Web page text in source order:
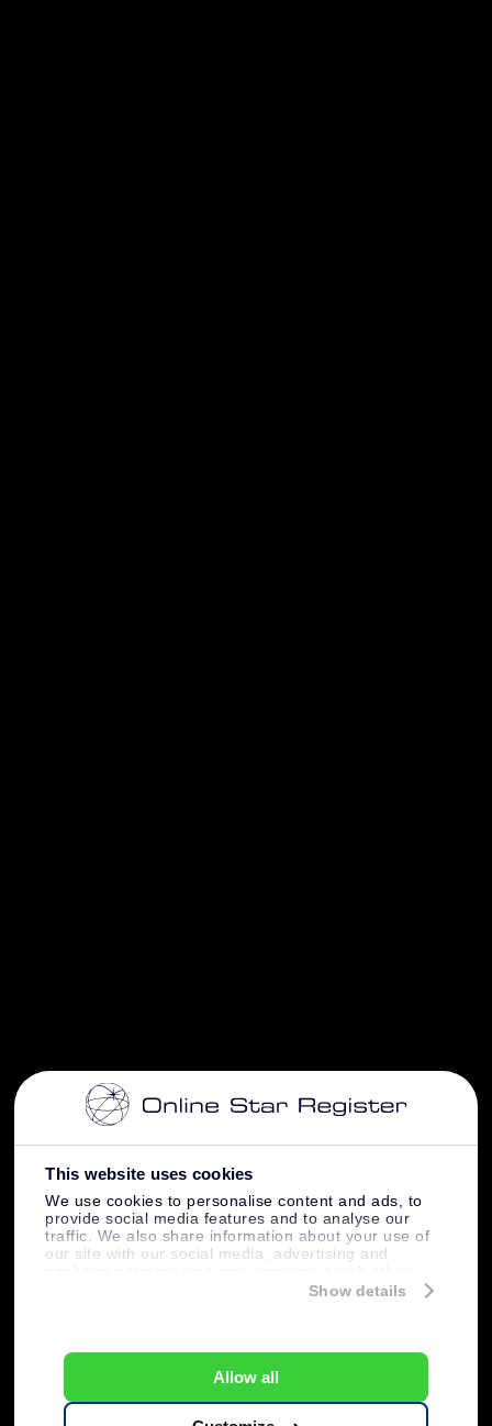
This website uses cookies
We use cookies to personalise content and ads, to
provide social media features and to analyse our
traffic. We also share information about your use of
our site with our social media, advertising and
information that you’ve provided to them or that
Show details
Allow all